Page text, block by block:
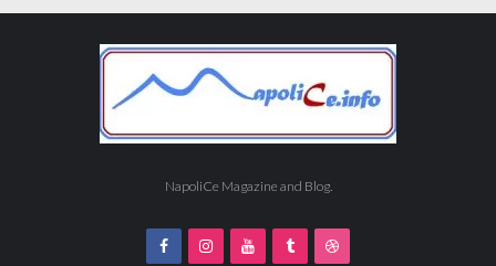
NapoliCe Magazine and Blog.